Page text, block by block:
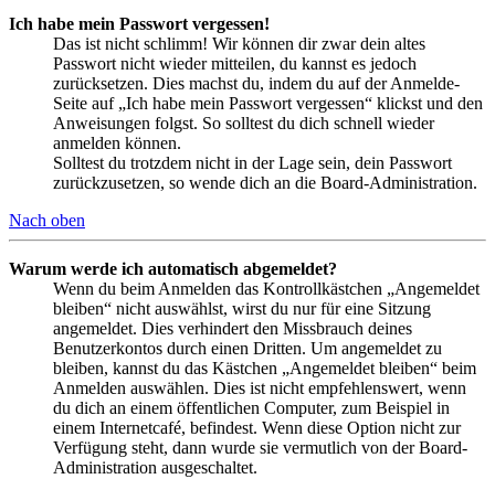
Ich habe mein Passwort vergessen!
Das ist nicht schlimm! Wir können dir zwar dein altes
Passwort nicht wieder mitteilen, du kannst es jedoch
zurücksetzen. Dies machst du, indem du auf der Anmelde-
Seite auf „Ich habe mein Passwort vergessen“ klickst und den
Anweisungen folgst. So solltest du dich schnell wieder
anmelden können.
Solltest du trotzdem nicht in der Lage sein, dein Passwort
zurückzusetzen, so wende dich an die Board-Administration.
Nach oben
Warum werde ich automatisch abgemeldet?
Wenn du beim Anmelden das Kontrollkästchen „Angemeldet
bleiben“ nicht auswählst, wirst du nur für eine Sitzung
angemeldet. Dies verhindert den Missbrauch deines
Benutzerkontos durch einen Dritten. Um angemeldet zu
bleiben, kannst du das Kästchen „Angemeldet bleiben“ beim
Anmelden auswählen. Dies ist nicht empfehlenswert, wenn
du dich an einem öffentlichen Computer, zum Beispiel in
einem Internetcafé, befindest. Wenn diese Option nicht zur
Verfügung steht, dann wurde sie vermutlich von der Board-
Administration ausgeschaltet.